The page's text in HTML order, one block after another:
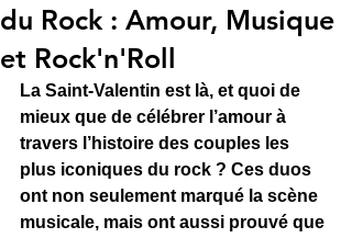
du Rock : Amour, Musique
et Rock'n'Roll
La Saint-Valentin est là, et quoi de
mieux que de célébrer l’amour à
travers l’histoire des couples les
plus iconiques du rock ? Ces duos
ont non seulement marqué la scène
musicale, mais ont aussi prouvé que